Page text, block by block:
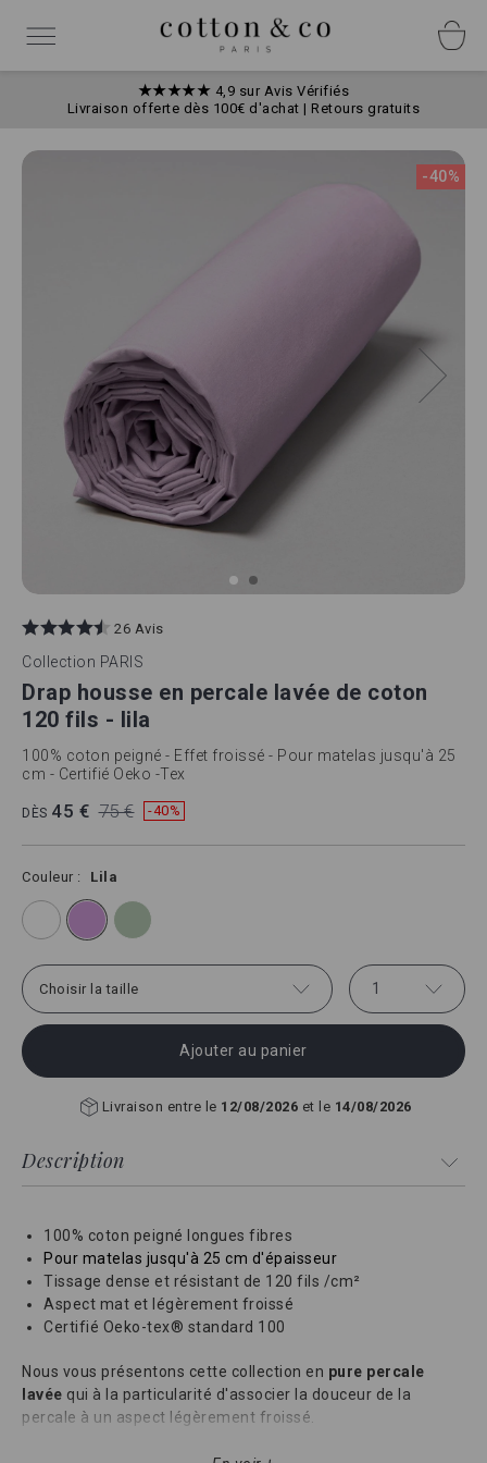
contenu
Basculer
★★★★★ 4,9 sur Avis Vérifiés
Livraison offerte dès 100€ d'achat | Retours gratuits
26 Avis
Collection PARIS
Drap housse en percale lavée de coton
120 fils - lila
100% coton peigné - Effet froissé - Pour matelas jusqu'à 25
cm - Certifié Oeko -Tex
DÈS 45 € 75 € -40%
Couleur Lila
Choisir la taille 1
Ajouter au panier
Livraison entre le 12/08/2026 et le 14/08/2026
Description
100% coton peigné longues fibres
Pour matelas jusqu'à 25 cm d'épaisseur
Tissage dense et résistant de 120 fils /cm²
Aspect mat et légèrement froissé
Certifié Oeko-tex® standard 100
Nous vous présentons cette collection en pure percale
lavée qui à la particularité d'associer la douceur de la
percale à un aspect légèrement froissé.
Skip
-40%
to
the
beginning
the
images
gallery